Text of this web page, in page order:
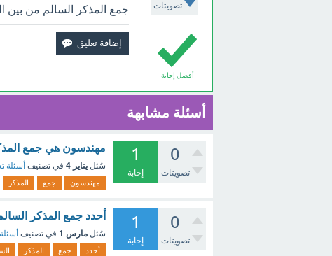
تصويتات
أفضل إجابة
جمع المذكر السالم من بين
أسئلة مشابهة
0
تصويتات
1
إجابة
مهندسون هي جمع
سُئل يناير 4 في تصنيف أسئلة
مهندسون جمع المذكر
0
تصويتات
1
إجابة
أحدد جمع المذكر
سُئل مارس 1 في تصنيف
أحدد جمع المذكر